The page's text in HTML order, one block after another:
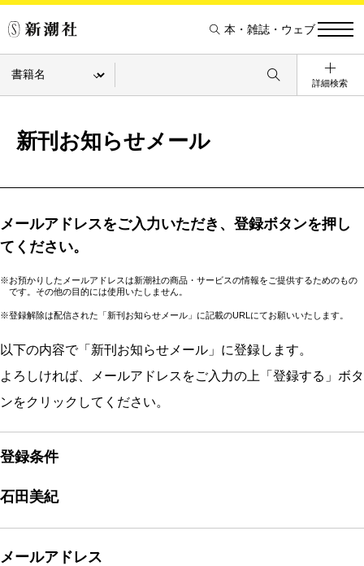
本・雑誌・ウェブ
詳細検索
新刊お知らせメール
メールアドレスをご入力いただき、登録ボタンを押し
てください。
※お預かりしたメールアドレスは新潮社の商品・サービスの情報をご提供するためのもの
です。その他の目的には使用いたしません。
※登録解除は配信された「新刊お知らせメール」に記載のURLにてお願いいたします。
以下の内容で「新刊お知らせメール」に登録します。
よろしければ、メールアドレスをご入力の上「登録する」ボタ
ンをクリックしてください。
登録条件
石田美紀
メールアドレス